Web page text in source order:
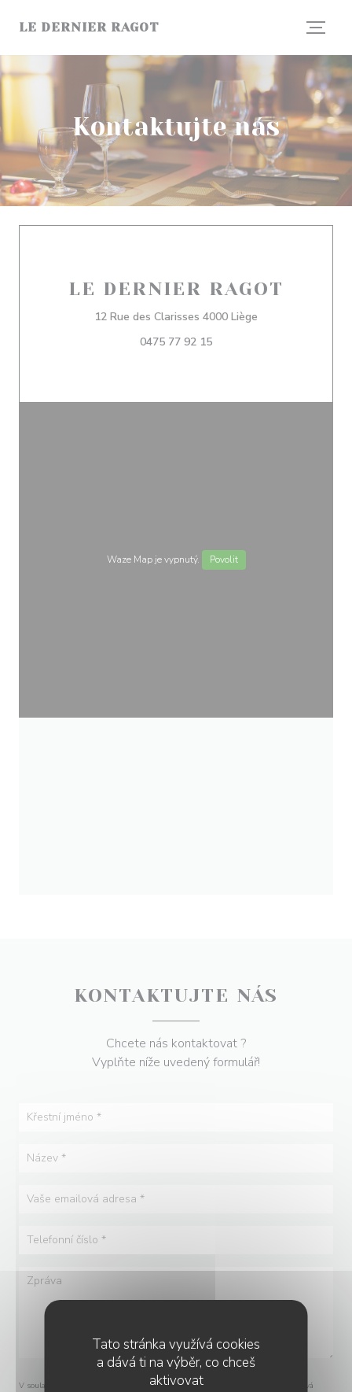
Tato stránka využívá cookies
a dává ti na výběr, co chceš
aktivovat
LE DERNIER RAGOT
Kontaktujte nás
LE DERNIER RAGOT
12 Rue des Clarisses 4000 Liège
0475 77 92 15
Waze Map je vypnutý. Povolit
KONTAKTUJTE NÁS
Chcete nás kontaktovat ?
Vyplňte níže uvedený formulář!
V souladu se zákonem o ochraně spotřebitele máte právo odmítnout marketingová